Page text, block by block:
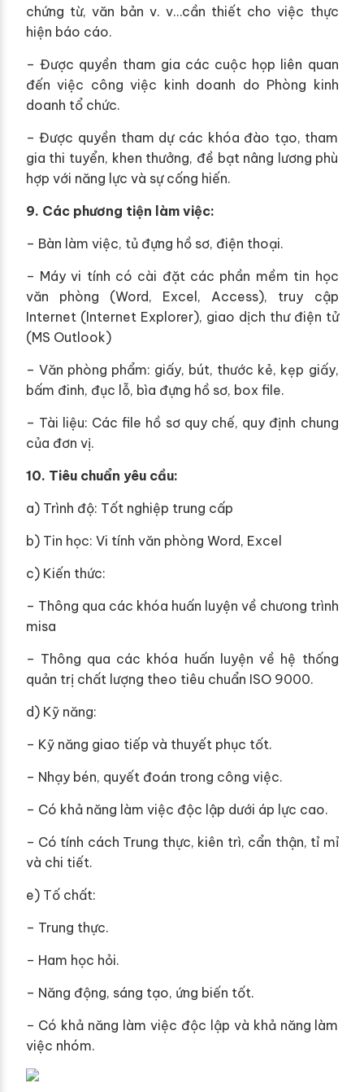
chứng từ, văn bản v. v…cần thiết cho việc thực
hiện báo cáo.
– Được quyền tham gia các cuộc họp liên quan
đến việc công việc kinh doanh do Phòng kinh
doanh tổ chức.
– Được quyền tham dự các khóa đào tạo, tham
gia thi tuyển, khen thưởng, đề bạt nâng lương phù
hợp với năng lực và sự cống hiến.
9. Các phương tiện làm việc:
– Bàn làm việc, tủ đựng hồ sơ, điện thoại.
– Máy vi tính có cài đặt các phần mềm tin học
văn phòng (Word, Excel, Access), truy cập
Internet (Internet Explorer), giao dịch thư điện tử
(MS Outlook)
– Văn phòng phẩm: giấy, bút, thước kẻ, kẹp giấy,
bấm đinh, đục lỗ, bìa đựng hồ sơ, box file.
– Tài liệu: Các file hồ sơ quy chế, quy định chung
của đơn vị.
10. Tiêu chuẩn yêu cầu:
a) Trình độ: Tốt nghiệp trung cấp
b) Tin học: Vi tính văn phòng Word, Excel
c) Kiến thức:
– Thông qua các khóa huấn luyện về chưong trình
misa
– Thông qua các khóa huấn luyện về hệ thống
quản trị chất lượng theo tiêu chuẩn ISO 9000.
d) Kỹ năng:
– Kỹ năng giao tiếp và thuyết phục tốt.
– Nhạy bén, quyết đoán trong công việc.
– Có khả năng làm việc độc lập dưới áp lực cao.
– Có tính cách Trung thực, kiên trì, cẩn thận, tỉ mỉ
và chi tiết.
e) Tố chất:
– Trung thực.
– Ham học hỏi.
– Năng động, sáng tạo, ứng biến tốt.
– Có khả năng làm việc độc lập và khả năng làm
việc nhóm.